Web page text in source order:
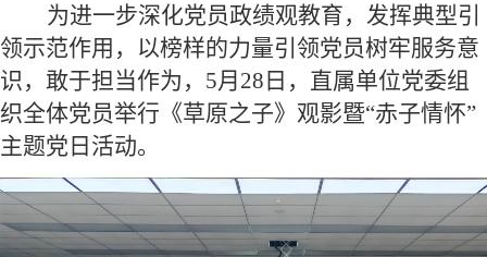
为进一步深化党员政绩观教育，发挥典型引
领示范作用，以榜样的力量引领党员树牢服务意
识，敢于担当作为，5月28日，直属单位党委组
织全体党员举行《草原之子》观影暨“赤子情怀”
主题党日活动。